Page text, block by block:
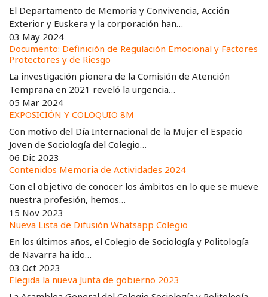
El Departamento de Memoria y Convivencia, Acción
Exterior y Euskera y la corporación han…
03 May 2024
Documento: Definición de Regulación Emocional y Factores
Protectores y de Riesgo
La investigación pionera de la Comisión de Atención
Temprana en 2021 reveló la urgencia…
05 Mar 2024
EXPOSICIÓN Y COLOQUIO 8M
Con motivo del Día Internacional de la Mujer el Espacio
Joven de Sociología del Colegio…
06 Dic 2023
Contenidos Memoria de Actividades 2024
Con el objetivo de conocer los ámbitos en lo que se mueve
nuestra profesión, hemos…
15 Nov 2023
Nueva Lista de Difusión Whatsapp Colegio
En los últimos años, el Colegio de Sociología y Politología
de Navarra ha ido…
03 Oct 2023
Elegida la nueva Junta de gobierno 2023